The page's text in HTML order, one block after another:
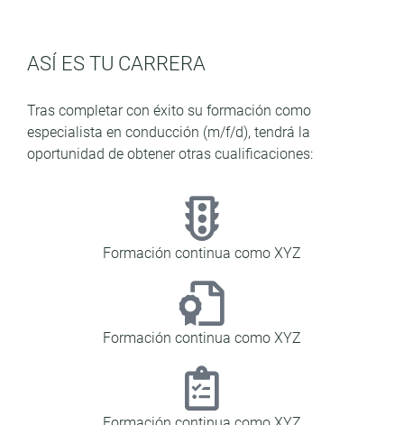
ASÍ ES TU CARRERA
Tras completar con éxito su formación como
especialista en conducción (m/f/d), tendrá la
oportunidad de obtener otras cualificaciones:
Formación continua como XYZ
Formación continua como XYZ